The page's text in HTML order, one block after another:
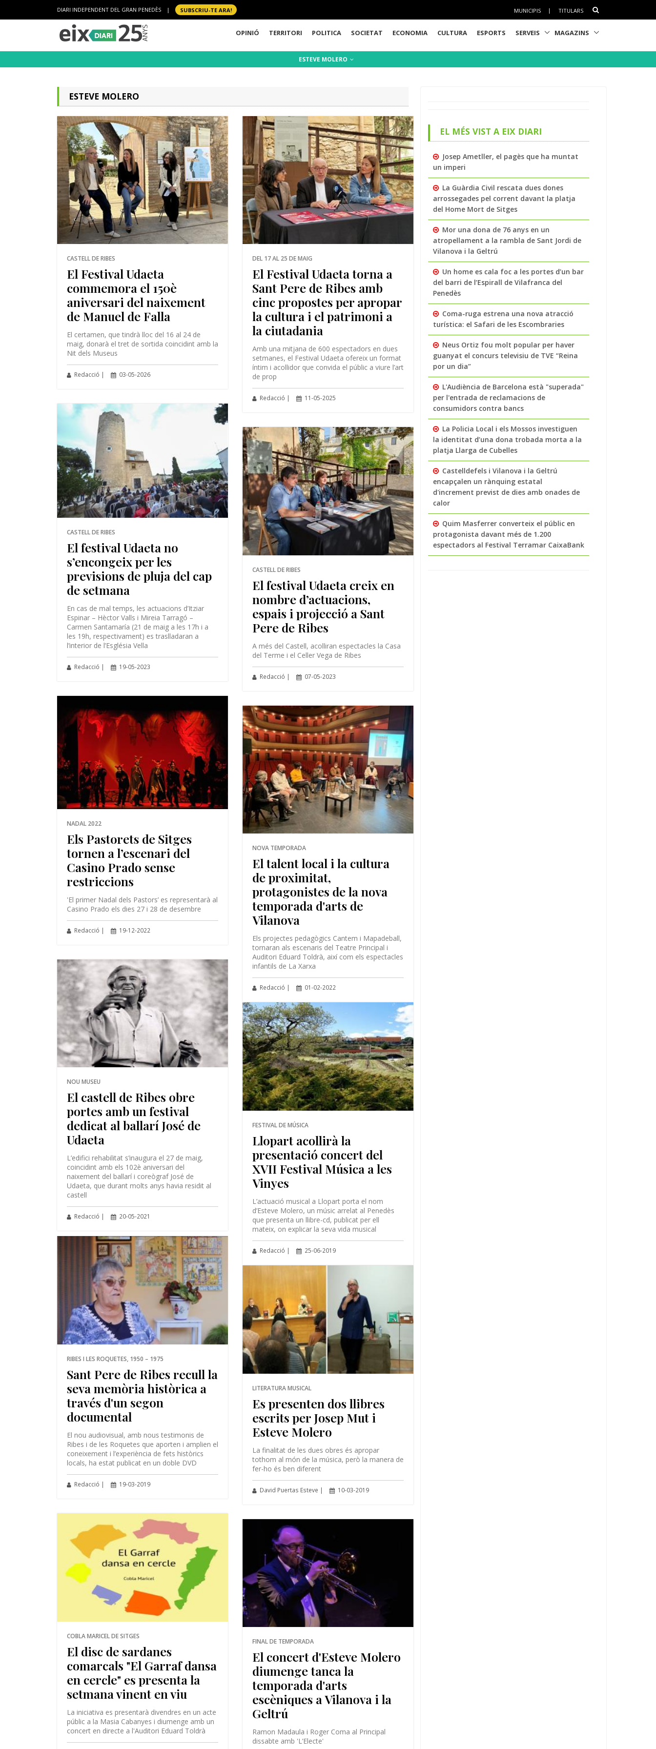
DIARI INDEPENDENT DEL GRAN PENEDÈS | SUBSCRIU-TE ARA! MUNICIPIS | TITULARS
OPINIÓ TERRITORI POLITICA SOCIETAT ECONOMIA CULTURA ESPORTS SERVEIS MAGAZINS
ESTEVE MOLERO
ESTEVE MOLERO
CASTELL DE RIBES
El Festival Udaeta
commemora el 150è
aniversari del naixement
de Manuel de Falla
El certamen, que tindrà lloc del 16 al 24 de
maig, donarà el tret de sortida coincidint amb la
Nit dels Museus
Redacció | 03-05-2026
DEL 17 AL 25 DE MAIG
El Festival Udaeta torna a
Sant Pere de Ribes amb
cinc propostes per apropar
la cultura i el patrimoni a
la ciutadania
Amb una mitjana de 600 espectadors en dues
setmanes, el Festival Udaeta ofereix un format
íntim i acollidor que convida el públic a viure l’art
de prop
Redacció | 11-05-2025
CASTELL DE RIBES
El festival Udaeta no
s’encongeix per les
previsions de pluja del cap
de setmana
En cas de mal temps, les actuacions d’Itziar
Espinar – Hèctor Valls i Mireia Tarragó –
Carmen Santamaría (21 de maig a les 17h i a
les 19h, respectivament) es traslladaran a
l’interior de l’Església Vella
Redacció | 19-05-2023
CASTELL DE RIBES
El festival Udaeta creix en
nombre d’actuacions,
espais i projecció a Sant
Pere de Ribes
A més del Castell, acolliran espectacles la Casa
del Terme i el Celler Vega de Ribes
Redacció | 07-05-2023
NADAL 2022
Els Pastorets de Sitges
tornen a l’escenari del
Casino Prado sense
restriccions
'El primer Nadal dels Pastors’ es representarà al
Casino Prado els dies 27 i 28 de desembre
Redacció | 19-12-2022
NOVA TEMPORADA
El talent local i la cultura
de proximitat,
protagonistes de la nova
temporada d'arts de
Vilanova
Els projectes pedagògics Cantem i Mapadeball,
tornaran als escenaris del Teatre Principal i
Auditori Eduard Toldrà, així com els espectacles
infantils de La Xarxa
Redacció | 01-02-2022
NOU MUSEU
El castell de Ribes obre
portes amb un festival
dedicat al ballarí José de
Udaeta
L’edifici rehabilitat s’inaugura el 27 de maig,
coincidint amb els 102è aniversari del
naixement del ballarí i coreògraf José de
Udaeta, que durant molts anys havia residit al
castell
Redacció | 20-05-2021
FESTIVAL DE MÚSICA
Llopart acollirà la
presentació concert del
XVII Festival Música a les
Vinyes
L’actuació musical a Llopart porta el nom
d’Esteve Molero, un músic arrelat al Penedès
que presenta un llibre-cd, publicat per ell
mateix, on explicar la seva vida musical
Redacció | 25-06-2019
RIBES I LES ROQUETES, 1950 – 1975
Sant Pere de Ribes recull la
seva memòria històrica a
través d'un segon
documental
El nou audiovisual, amb nous testimonis de
Ribes i de les Roquetes que aporten i amplien el
coneixement i l’experiència de fets històrics
locals, ha estat publicat en un doble DVD
Redacció | 19-03-2019
LITERATURA MUSICAL
Es presenten dos llibres
escrits per Josep Mut i
Esteve Molero
La finalitat de les dues obres és apropar
tothom al món de la música, però la manera de
fer-ho és ben diferent
David Puertas Esteve | 10-03-2019
COBLA MARICEL DE SITGES
El disc de sardanes
comarcals "El Garraf dansa
en cercle" es presenta la
setmana vinent en viu
La iniciativa es presentarà divendres en un acte
públic a la Masia Cabanyes i diumenge amb un
concert en directe a l'Auditori Eduard Toldrà
FINAL DE TEMPORADA
El concert d'Esteve Molero
diumenge tanca la
temporada d'arts
escèniques a Vilanova i la
Geltrú
Ramon Madaula i Roger Coma al Principal
dissabte amb 'L’Electe'
EL MÉS VIST A EIX DIARI
Josep Ametller, el pagès que ha muntat
un imperi
La Guàrdia Civil rescata dues dones
arrossegades pel corrent davant la platja
del Home Mort de Sitges
Mor una dona de 76 anys en un
atropellament a la rambla de Sant Jordi de
Vilanova i la Geltrú
Un home es cala foc a les portes d’un bar
del barri de l’Espirall de Vilafranca del
Penedès
Coma-ruga estrena una nova atracció
turística: el Safari de les Escombraries
Neus Ortiz fou molt popular per haver
guanyat el concurs televisiu de TVE “Reina
por un dia”
L'Audiència de Barcelona està "superada"
per l'entrada de reclamacions de
consumidors contra bancs
La Policia Local i els Mossos investiguen
la identitat d’una dona trobada morta a la
platja Llarga de Cubelles
Castelldefels i Vilanova i la Geltrú
encapçalen un rànquing estatal
d'increment previst de dies amb onades de
calor
Quim Masferrer converteix el públic en
protagonista davant més de 1.200
espectadors al Festival Terramar CaixaBank